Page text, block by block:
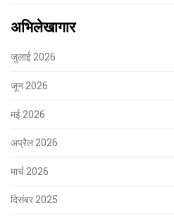
अभिलेखागार
जुलाई 2026
जून 2026
मई 2026
अप्रैल 2026
मार्च 2026
दिसंबर 2025